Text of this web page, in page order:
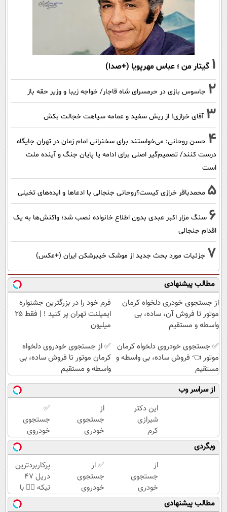
1 گیتار من ؛ عباس مهرپویا (+صدا)
2 جاسوس بازی در حرمسرای شاه قاجار/ خواجه زیبا و وزیر حقه باز
3 آقای خرازی! از ریش سفید و عمامه سیاهت خجالت بکش
4 حسن روحانی: می‌خواستند برای سخنرانی امام زمان در تهران جایگاه
درست کنند/ تصمیم‌گیر اصلی برای ادامه یا پایان جنگ و آینده ملت
است
5 محمدباقر خرازی کیست؟روحانی جنجالی با ادعاها و ایده‌های تخیلی
6 سنگ مزار اکبر عبدی بدون اطلاع خانواده نصب شد؛ واکنش‌ها به یک
اقدام جنجالی
7 جزئیات مورد بحث جدید از موشک خیبرشکن ایران (+عکس)
مطالب پیشنهادی
از جستجوی خودری دلخواه کرمان
موتور تا فروش آن، ساده، بی
واسطه و مستقیم
فرم خود را در بزرگترین جشنواره
ایمپلنت تهران پر کنید ! | فقط ۲۵
میلیون
✅ جستجوی خودروی دلخواه کرمان
موتور 👈 فروش ساده، بی واسطه و
مستقیم
✅ از جستجوی خودروی دلخواه
کرمان موتور تا فروش ساده، بی
واسطه و مستقیم
از سراسر وب
این دکتر
شیرازی
کرم
ترمیم
زخم
ایرانی را
ساخت!!!
از
جستجوی
خودری
دلخواه
کرمان
موتور تا
فروش
آن،
ساده، بی
واسطه و
✅
جستجوی
خودروی
دلخواه
کرمان
موتور 👈
فروش
ساده، بی
واسطه و
مستقیم
وبگردی
از
جستجوی
خودری
دلخواه
✅ از
جستجوی
خودروی
دلخواه
پرکاربردترین
دریل 47
تیکه 👈🏻 با
کمترین
مطالب پیشنهادی